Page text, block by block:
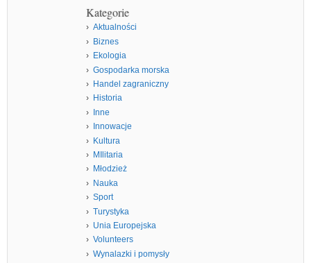
Kategorie
Aktualności
Biznes
Ekologia
Gospodarka morska
Handel zagraniczny
Historia
Inne
Innowacje
Kultura
MIlitaria
Młodzież
Nauka
Sport
Turystyka
Unia Europejska
Volunteers
Wynalazki i pomysły